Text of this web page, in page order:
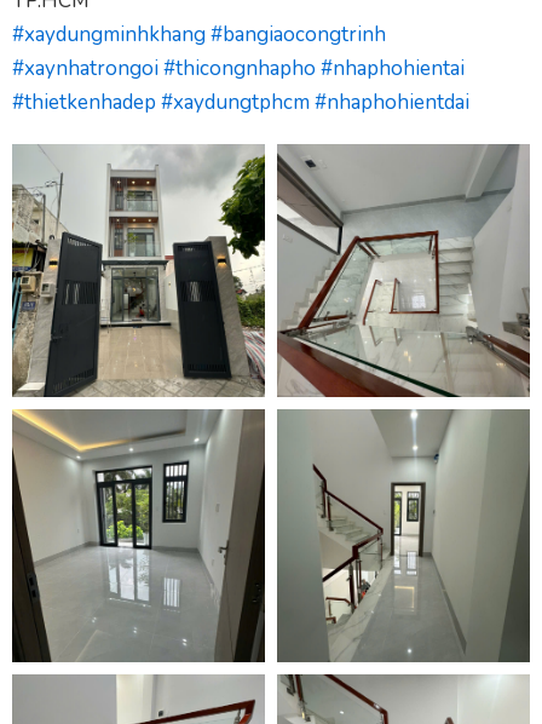
#xaydungminhkhang#bangiaocongtrinh
#xaynhatrongoi#thicongnhapho #nhaphohientai
#thietkenhadep #xaydungtphcm#nhaphohientdai